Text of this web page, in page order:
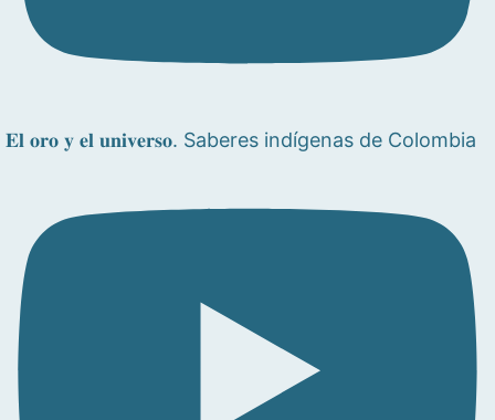
𝐄𝐥 𝐨𝐫𝐨 𝐲 𝐞𝐥 𝐮𝐧𝐢𝐯𝐞𝐫𝐬𝐨. Saberes indígenas de Colombia